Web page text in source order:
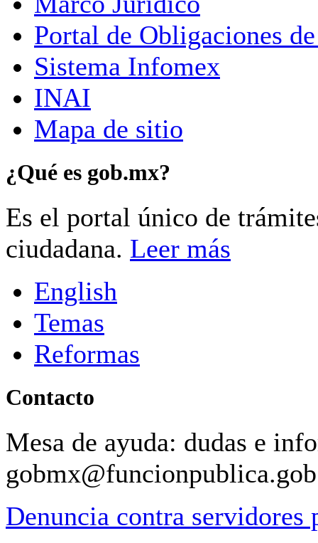
Portal de Obligaciones
Sistema Infomex
INAI
Mapa de sitio
¿Qué es gob.mx?
Es el portal único de
ciudadana. Leer más
English
Temas
Reformas
Contacto
Mesa de ayuda: dudas e
Denuncia contra servidores